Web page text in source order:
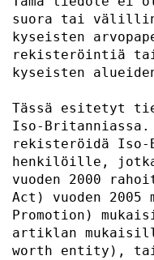
suora tai
kyseisten
rekisteröintiä
kyseisten
Tässä esitetyt
Iso-
rekisteröidä Iso-
henkilöille,
vuoden 2000
Act) vuoden
Promotion)
artiklan
worth entity),